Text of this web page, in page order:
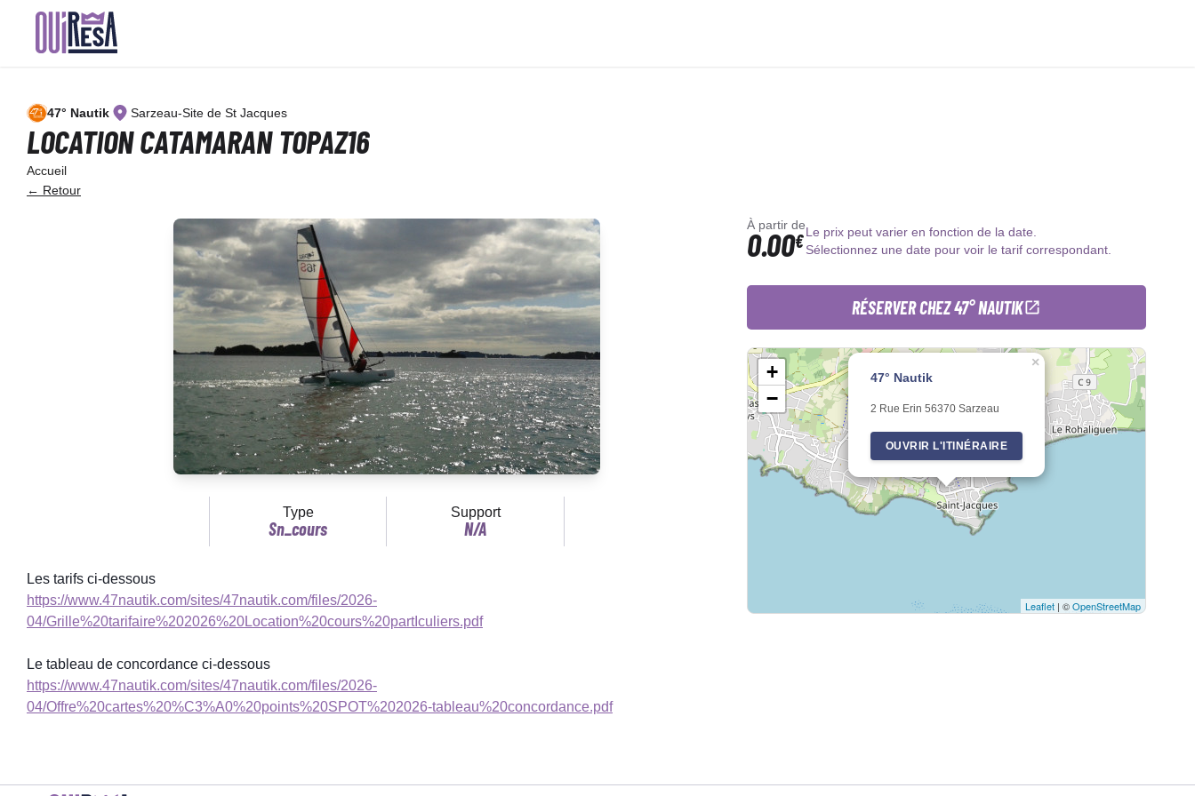
principal47° Nautik Sarzeau-Site de St Jacques
LOCATION CATAMARAN TOPAZ16
Accueil
← Retour
Type
Sn_cours
Support
N/A
Les tarifs ci-dessous
https://www.47nautik.com/sites/47nautik.com/files/2026-
04/Grille%20tarifaire%202026%20Location%20cours%20partIculiers.pdf
Le tableau de concordance ci-dessous
https://www.47nautik.com/sites/47nautik.com/files/2026-
04/Offre%20cartes%20%C3%A0%20points%20SPOT%202026-tableau%20concordance.pdf
À partir de
0.00€Le prix peut varier en fonction de la date.
Sélectionnez une date pour voir le tarif correspondant.
RÉSERVER CHEZ 47° NAUTIK
47° Nautik
2 Rue Erin 56370 Sarzeau
OUVRIR L'ITINÉRAIRE
×
+
−
Leaflet | ©OpenStreetMap